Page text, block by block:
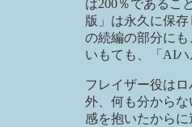
は200％であるこ
版」は永久に保存
の続編の部分に
いもても、「AIハ
フレイザー役はロ
外、何も分から
感を抱いたから